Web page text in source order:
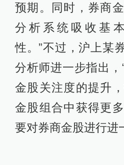
预期。同时，券商
分析系统吸收基
性。”不过，沪上某
分析师进一步指出
金股关注度的提升
金股组合中获得更
要对券商金股进行进